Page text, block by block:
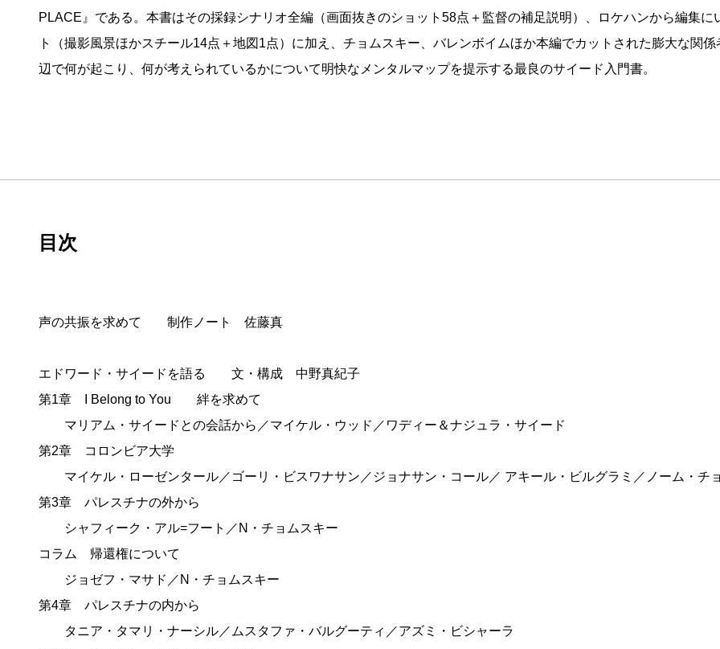
PLACE』である。本書はその採録シナリオ全編（画面抜きのショット58点＋監督の補足説明）、ロケハンから編集
ト（撮影風景ほかスチール14点＋地図1点）に加え、チョムスキー、バレンボイムほか本編でカットされた膨大な関
辺で何が起こり、何が考えられているかについて明快なメンタルマップを提示する最良のサイード入門書。
目次
声の共振を求めて 制作ノート 佐藤真
エドワード・サイードを語る 文・構成 中野真紀子
第1章 I Belong to You 絆を求めて
マリアム・サイードとの会話から／マイケル・ウッド／ワディー＆ナジュラ・サイード
第2章 コロンビア大学
マイケル・ローゼンタール／ゴーリ・ビスワナサン／ジョナサン・コール／ アキール・ビルグラミ／ノーム・チ
第3章 パレスチナの外から
シャフィーク・アル=フート／N・チョムスキー
コラム 帰還権について
ジョゼフ・マサド／N・チョムスキー
第4章 パレスチナの内から
タニア・タマリ・ナーシル／ムスタファ・バルグーティ／アズミ・ビシャーラ